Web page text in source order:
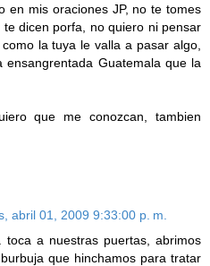
en mis oraciones JP, no te tomes
dicen porfa, no quiero ni pensar
la tuya le valla a pasar algo,
Guatemala que la
que me conozcan, tambien
abril 01, 2009 9:33:00 p. m.
toca a nuestras puertas, abrimos
que hinchamos para tratar